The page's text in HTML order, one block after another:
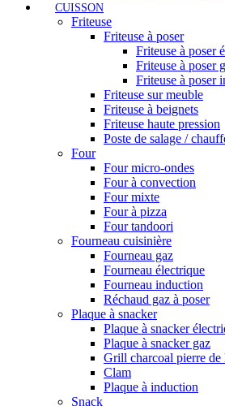
CUISSON
Friteuse
Friteuse à poser
Friteuse à poser
Friteuse à poser
Friteuse à poser
Friteuse sur meuble
Friteuse à beignets
Friteuse haute pression
Poste de salage /
Four
Four micro-ondes
Four à convection
Four mixte
Four à pizza
Four tandoori
Fourneau cuisinière
Fourneau gaz
Fourneau électrique
Fourneau induction
Réchaud gaz à poser
Plaque à snacker
Plaque à snacker
Plaque à snacker gaz
Grill charcoal pierre de
Clam
Plaque à induction
Snack